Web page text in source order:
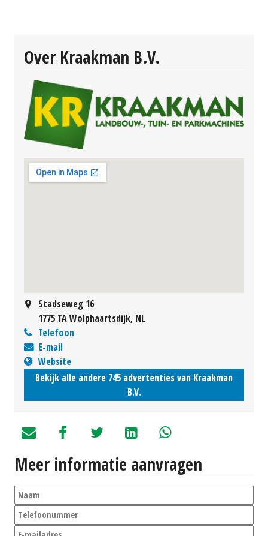
Over Kraakman B.V.
Stadseweg 16
1775 TA Wolphaartsdijk, NL
Telefoon
E-mail
Website
Bekijk alle andere 745 advertenties van Kraakman
B.V.
Meer informatie aanvragen